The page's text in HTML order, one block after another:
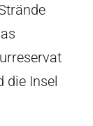
die Insel